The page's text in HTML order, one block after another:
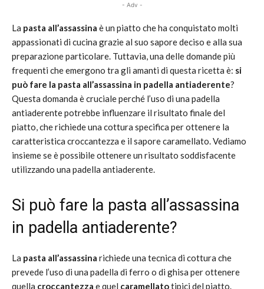
- Adv -
La pasta all’assassina è un piatto che ha conquistato molti
appassionati di cucina grazie al suo sapore deciso e alla sua
preparazione particolare. Tuttavia, una delle domande più
frequenti che emergono tra gli amanti di questa ricetta è: si
può fare la pasta all’assassina in padella antiaderente?
Questa domanda è cruciale perché l’uso di una padella
antiaderente potrebbe influenzare il risultato finale del
piatto, che richiede una cottura specifica per ottenere la
caratteristica croccantezza e il sapore caramellato. Vediamo
insieme se è possibile ottenere un risultato soddisfacente
utilizzando una padella antiaderente.
Si può fare la pasta all’assassina
in padella antiaderente?
La pasta all’assassina richiede una tecnica di cottura che
prevede l’uso di una padella di ferro o di ghisa per ottenere
quella croccantezza e quel caramellatotipici del piatto.